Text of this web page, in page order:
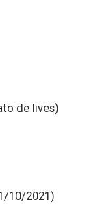
de lives)
10/2021)